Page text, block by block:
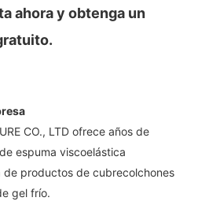
ahora y obtenga un
CO., LTD ofrece años de
espuma viscoelástica
de productos de cubrecolchones
gel frío.